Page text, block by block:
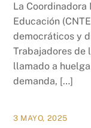
La Coordinadora
Educación
democráticos y
Trabajadores de
llamado a
demanda, […]
3 MAYO, 2025